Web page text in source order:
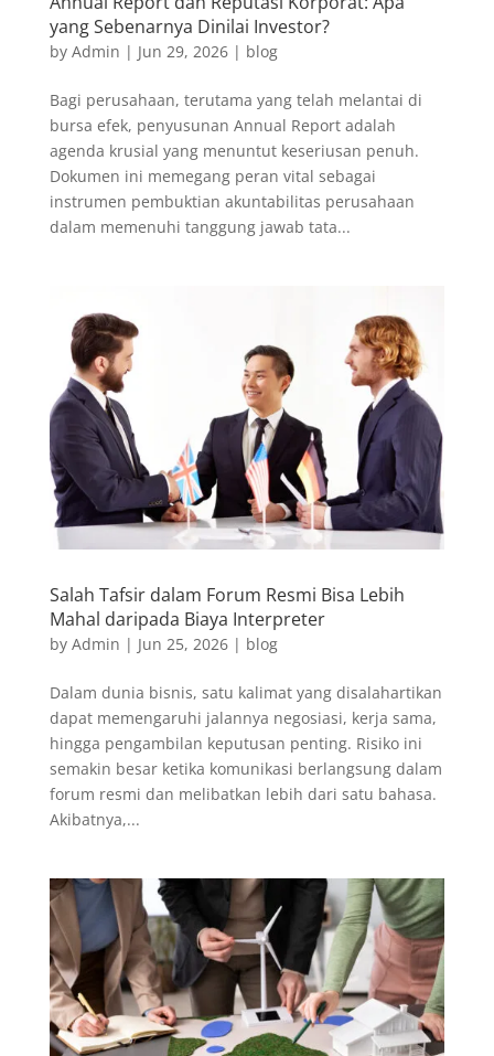
yang Sebenarnya Dinilai Investor?
by Admin | Jun 29, 2026| blog
Bagi perusahaan, terutama yang telah melantai di
bursa efek, penyusunan Annual Report adalah
agenda krusial yang menuntut keseriusan penuh.
Dokumen ini memegang peran vital sebagai
instrumen pembuktian akuntabilitas perusahaan
dalam memenuhi tanggung jawab tata...
Salah Tafsir dalam Forum Resmi Bisa Lebih
Mahal daripada Biaya Interpreter
by Admin | Jun 25, 2026| blog
Dalam dunia bisnis, satu kalimat yang disalahartikan
dapat memengaruhi jalannya negosiasi, kerja sama,
hingga pengambilan keputusan penting. Risiko ini
semakin besar ketika komunikasi berlangsung dalam
forum resmi dan melibatkan lebih dari satu bahasa.
Akibatnya,...